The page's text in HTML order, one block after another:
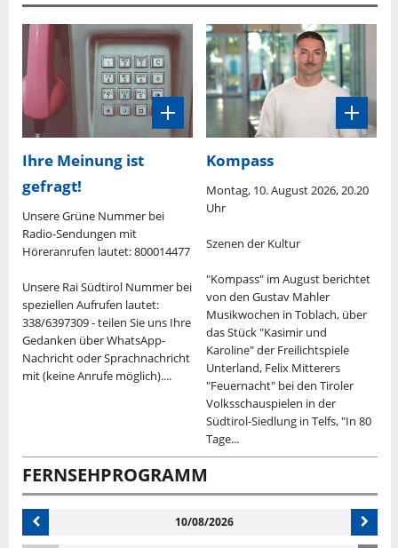
Ihre Meinung ist
gefragt!
Unsere Grüne Nummer bei
Radio-Sendungen mit
Höreranrufen lautet: 800014477
Unsere Rai Südtirol Nummer bei
speziellen Aufrufen lautet:
338/6397309 - teilen Sie uns Ihre
Gedanken über WhatsApp-
Nachricht oder Sprachnachricht
mit (keine Anrufe möglich)....
Kompass
Montag, 10. August 2026, 20.20
Uhr
Szenen der Kultur
"Kompass" im August berichtet
von den Gustav Mahler
Musikwochen in Toblach, über
das Stück "Kasimir und
Karoline" der Freilichtspiele
Unterland, Felix Mitterers
"Feuernacht" bei den Tiroler
Volksschauspielen in der
Südtirol-Siedlung in Telfs, "In 80
Tage...
FERNSEHPROGRAMM
10/08/2026